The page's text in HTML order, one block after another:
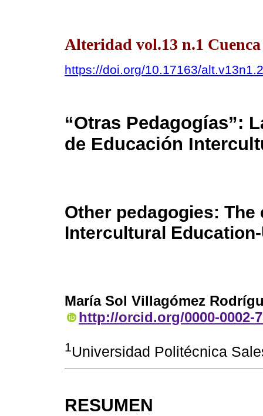
Alteridad vol.13 n.1
https://doi.org/10.17163/
“Otras Pedagogías”:
de Educación
Other pedagogies:
Intercultural
María Sol Villagómez
http://orcid.org/0000-0002-
1Universidad Politécnica
RESUMEN